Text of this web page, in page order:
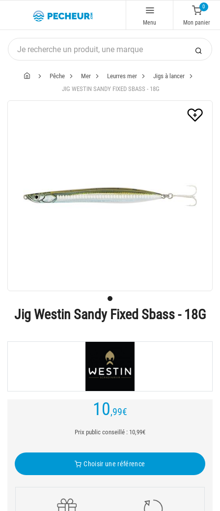
Menu
0
Mon panier
Pêche Mer Leurres mer
Jigs à lancer
JIG WESTIN SANDY FIXED SBASS - 18G
Jig Westin Sandy Fixed Sbass - 18G
10,99€
Prix public conseillé : 10,99€
Choisir une référence